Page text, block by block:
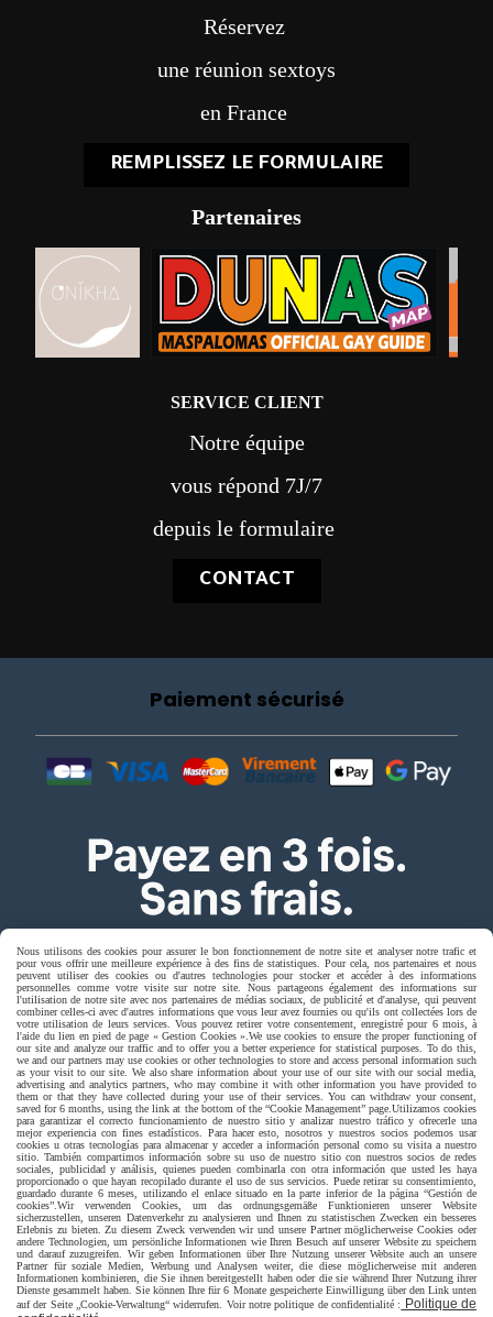
Réservez
une réunion sextoys
en France
REMPLISSEZ LE FORMULAIRE
Partenaires
SERVICE CLIENT
Notre équipe
vous répond 7J/7
depuis le formulaire
CONTACT
Paiement sécurisé
Livraison rapide
livraison à domicile France et union europeen
Nous utilisons des cookies pour assurer le bon fonctionnement de notre site et analyser notre trafic et
pour vous offrir une meilleure expérience à des fins de statistiques. Pour cela, nos partenaires et nous
peuvent utiliser des cookies ou d'autres technologies pour stocker et accéder à des informations
personnelles comme votre visite sur notre site. Nous partageons également des informations sur
l'utilisation de notre site avec nos partenaires de médias sociaux, de publicité et d'analyse, qui peuvent
combiner celles-ci avec d'autres informations que vous leur avez fournies ou qu'ils ont collectées lors de
votre utilisation de leurs services. Vous pouvez retirer votre consentement, enregistré pour 6 mois, à
l'aide du lien en pied de page « Gestion Cookies ». We use cookies to ensure the proper functioning of
our site and analyze our traffic and to offer you a better experience for statistical purposes. To do this,
we and our partners may use cookies or other technologies to store and access personal information such
as your visit to our site. We also share information about your use of our site with our social media,
advertising and analytics partners, who may combine it with other information you have provided to
them or that they have collected during your use of their services. You can withdraw your consent,
saved for 6 months, using the link at the bottom of the “Cookie Management” page. Utilizamos cookies
para garantizar el correcto funcionamiento de nuestro sitio y analizar nuestro tráfico y ofrecerle una
mejor experiencia con fines estadísticos. Para hacer esto, nosotros y nuestros socios podemos usar
cookies u otras tecnologías para almacenar y acceder a información personal como su visita a nuestro
sitio. También compartimos información sobre su uso de nuestro sitio con nuestros socios de redes
sociales, publicidad y análisis, quienes pueden combinarla con otra información que usted les haya
proporcionado o que hayan recopilado durante el uso de sus servicios. Puede retirar su consentimiento,
guardado durante 6 meses, utilizando el enlace situado en la parte inferior de la página “Gestión de
cookies”. Wir verwenden Cookies, um das ordnungsgemäße Funktionieren unserer Website
sicherzustellen, unseren Datenverkehr zu analysieren und Ihnen zu statistischen Zwecken ein besseres
Erlebnis zu bieten. Zu diesem Zweck verwenden wir und unsere Partner möglicherweise Cookies oder
andere Technologien, um persönliche Informationen wie Ihren Besuch auf unserer Website zu speichern
und darauf zuzugreifen. Wir geben Informationen über Ihre Nutzung unserer Website auch an unsere
Partner für soziale Medien, Werbung und Analysen weiter, die diese möglicherweise mit anderen
Informationen kombinieren, die Sie ihnen bereitgestellt haben oder die sie während Ihrer Nutzung ihrer
Dienste gesammelt haben. Sie können Ihre für 6 Monate gespeicherte Einwilligung über den Link unten
auf der Seite „Cookie-Verwaltung“ widerrufen. Voir notre politique de confidentialité :
Politique de